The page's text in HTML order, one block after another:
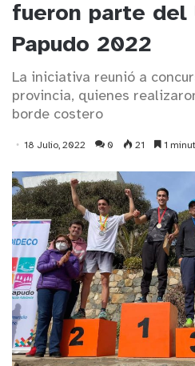
fueron parte del
Papudo 2022
La iniciativa reunió a
provincia, quienes
borde costero
18 Julio, 2022 0 21 1